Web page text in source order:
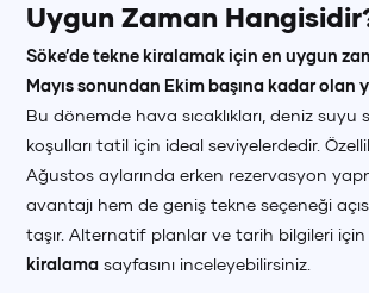
Uygun Zaman
Söke’de tekne kiralamak için en uygun
Mayıs sonundan Ekim başına kadar olan
Bu dönemde hava sıcaklıkları, deniz suyu
koşulları tatil için ideal seviyelerdedir.
Ağustos aylarında erken rezervasyon
avantajı hem de geniş tekne seçeneği
taşır. Alternatif planlar ve tarih bilgileri
kiralama sayfasını inceleyebilirsiniz.